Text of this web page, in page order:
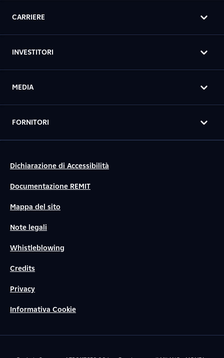
CARRIERE
INVESTITORI
MEDIA
FORNITORI
Dichiarazione di Accessibilità
Documentazione REMIT
Mappa del sito
Note legali
Whistleblowing
Credits
Privacy
Informativa Cookie